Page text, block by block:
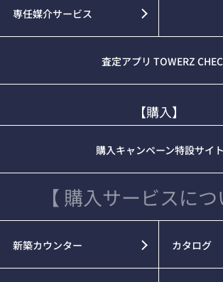
専任媒介サービス
査定アプリ TOWERZ
【購入】
購入キャンペーン特設サイ
【 購入サービスにつ
新築カウンター カタログ